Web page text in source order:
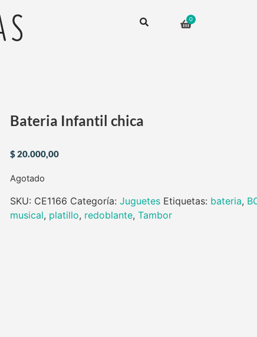
Bateria Infantil chica
$20.000,00
Agotado
SKU: CE1166 Categoría: Juguetes Etiquetas: bateria,
musical, platillo, redoblante, Tambor